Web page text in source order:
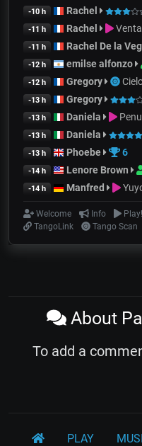
-10 h Rachel
-11 h Rachel
-11 h Rachel De la
-12 h emilse alfonzo
-12 h Gregory
-13 h Gregory
-13 h Daniela
-13 h Daniela
-13 h Phoebe 6
-14 h Lenore Brown
-14 h Manfred
Welcome Info Play!
TangoLink
Tango Scan
About
To add a
PLAY